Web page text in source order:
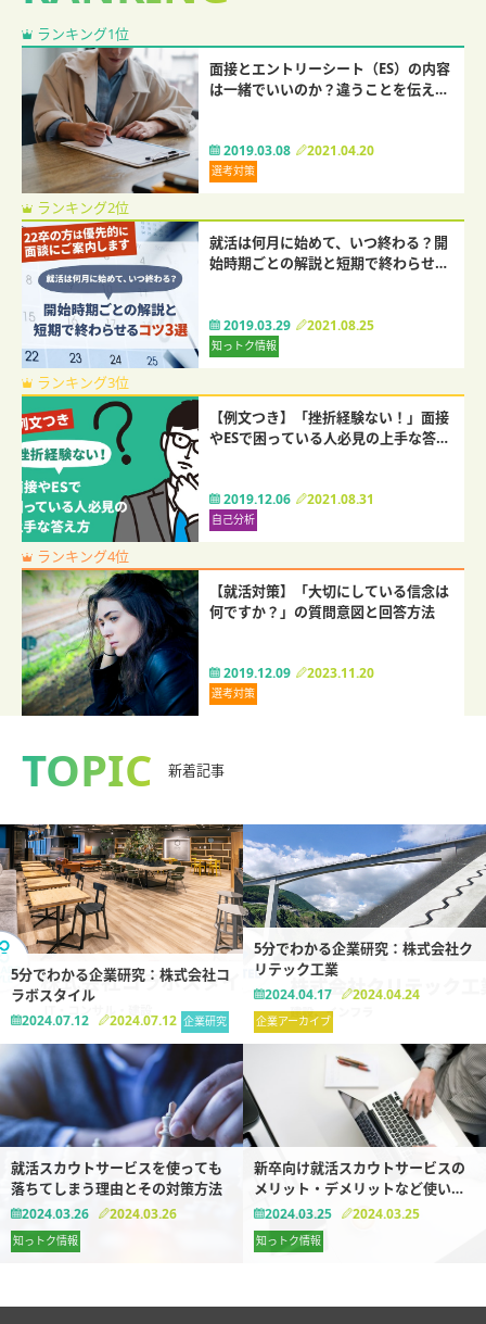
ランキング1位
面接とエントリーシート（ES）の内容
は一緒でいいのか？違うことを伝える
2019.03.08 2021.04.20
選考対策
ランキング2位
就活は何月に始めて、いつ終わる？開
始時期ごとの解説と短期で終わらせる
2019.03.29 2021.08.25
知っトク情報
ランキング3位
【例文つき】「挫折経験ない！」面接
やESで困っている人必見の上手な答え
2019.12.06 2021.08.31
自己分析
ランキング4位
【就活対策】「大切にしている信念は
何ですか？」の質問意図と回答方法
2019.12.09 2023.11.20
選考対策
TOPIC 新着記事
5分でわかる企業研究：株式会社コ
ラボスタイル
2024.07.12 2024.07.12 企業研究
5分でわかる企業研究：株式会社ク
リテック工業
2024.04.17 2024.04.24
企業アーカイブ
就活スカウトサービスを使っても
落ちてしまう理由とその対策方法
2024.03.26 2024.03.26
知っトク情報
新卒向け就活スカウトサービスの
メリット・デメリットなど使い方
まとめ【完全版】
2024.03.25 2024.03.25
知っトク情報